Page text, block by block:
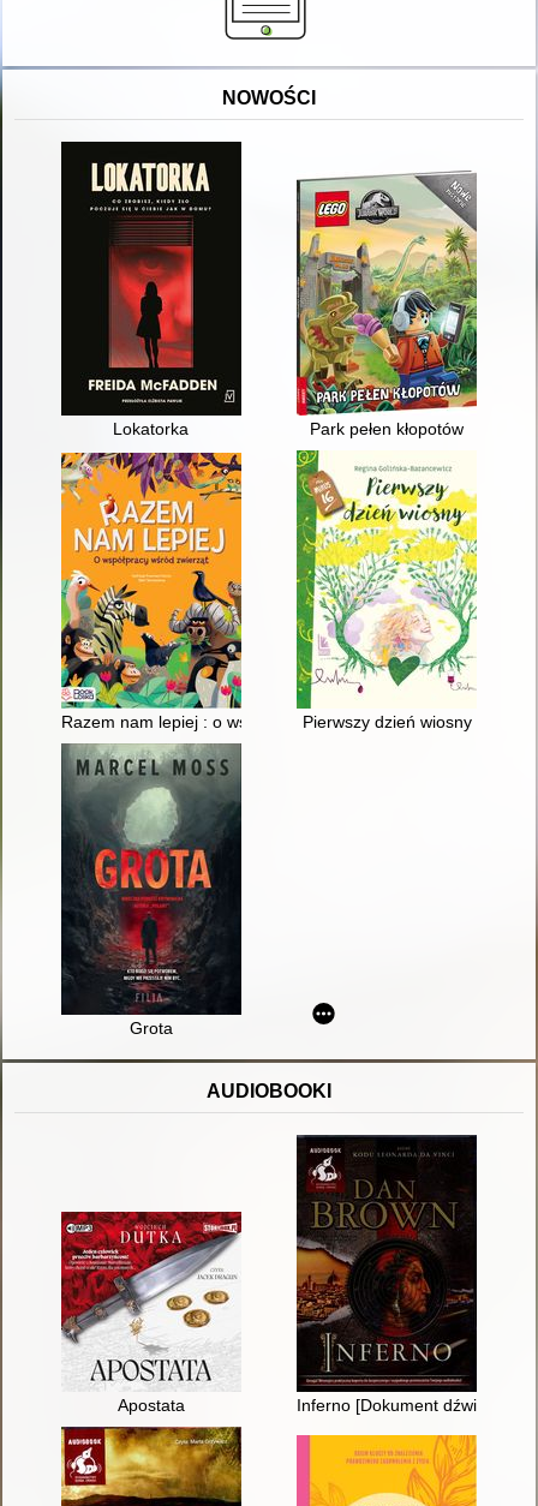
NOWOŚCI
Lokatorka Park pełen kłopotów
Razem nam lepiej : o współpracy wśród zwierząt
Pierwszy dzień wiosny
Grota
AUDIOBOOKI
Apostata Inferno [Dokument dźwiękowy]